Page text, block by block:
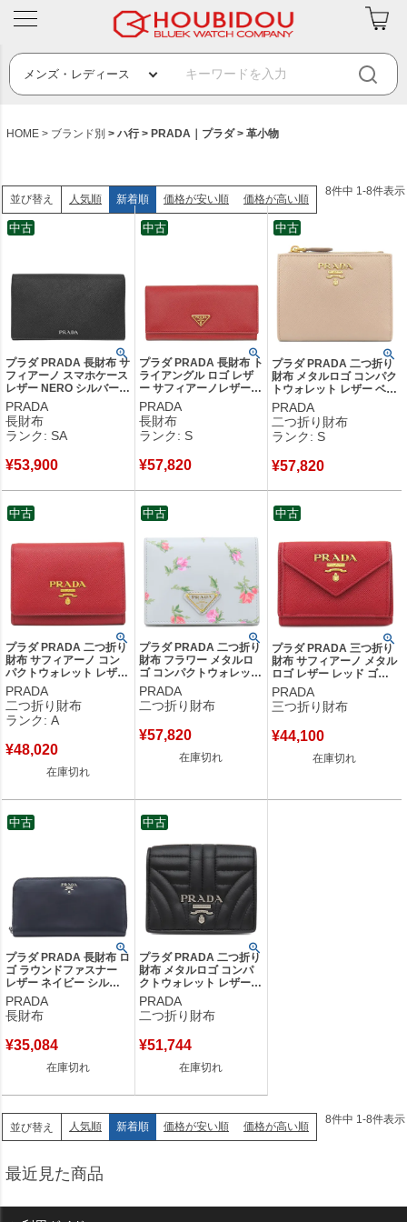
HOME ブランド別 ハ行 PRADA｜プラダ 革小物
並び替え 人気順 新着順 価格が安い順 価格が高い順
8件中 1-8件表示
プラダ PRADA 長財布 サ
フィアーノ スマホケース
レザー NERO シルバー金
具 黒 ロゴプレート カー
ド入れ 二つ折り 2ZH074
【中古】新品同様品
PRADA
長財布
ランク: SA
¥53,900
中古
プラダ PRADA 長財布 ト
ライアングル ロゴ レザ
ー サフィアーノレザー
FUOCO ゴールド金具 赤
フォーコ 二つ折り 三角
ロゴ 1MH132 【箱】
【中古】未使用保管品
PRADA
長財布
ランク: S
¥57,820
中古
プラダ PRADA 二つ折り
財布 メタルロゴ コンパク
トウォレット レザー ベー
ジュピンク ゴールド金具
2つ折り 1ML023 【箱】
【中古】未使用保管品
PRADA
二つ折り財布
ランク: S
¥57,820
中古
プラダ PRADA 二つ折り
財布 サフィアーノ コン
パクトウォレット レザー
FUOCO ゴールド金具 赤
メタルロゴ ミニウォレッ
ト 1MH026 【中古】中古
美品
PRADA
二つ折り財布
ランク: A
¥48,020
在庫切れ
中古
プラダ PRADA 二つ折り
財布 フラワー メタルロ
ゴ コンパクトウォレット
レザー PERLA ゴールド
金具 ソフトカーフ キル
ティング 1MV204 【箱】
PRADA
二つ折り財布
¥57,820
在庫切れ
中古
プラダ PRADA 三つ折り
財布 サフィアーノ メタル
ロゴ レザー レッド ゴー
ルド金具 コンパクトウォ
レット 赤 1MH021 【中
古】
PRADA
三つ折り財布
¥44,100
在庫切れ
中古
プラダ PRADA 長財布 ロ
ゴ ラウンドファスナー
レザー ネイビー シルバ
ー金具 紺 水色 バイカラ
ー 【中古】
PRADA
長財布
¥35,084
在庫切れ
中古
プラダ PRADA 二つ折り
財布 メタルロゴ コンパ
クトウォレット レザー
ブラック マットシルバー
金具 ソフトカーフ キル
ティング 1MV204 【中
PRADA
二つ折り財布
¥51,744
在庫切れ
中古
並び替え 人気順 新着順 価格が安い順 価格が高い順
8件中 1 -8件表示
最近見た商品